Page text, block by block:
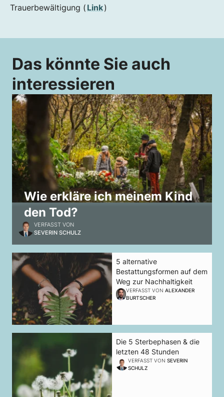
Trauerbewältigung ( Link)
Das könnte Sie auch
interessieren
Wie erkläre ich meinem Kind
den Tod?
VERFASST VON
SEVERIN SCHULZ
5 alternative
Bestattungsformen auf dem
Weg zur Nachhaltigkeit
VERFASST VON ALEXANDER
BURTSCHER
Die 5 Sterbephasen & die
letzten 48 Stunden
VERFASST VON SEVERIN
SCHULZ